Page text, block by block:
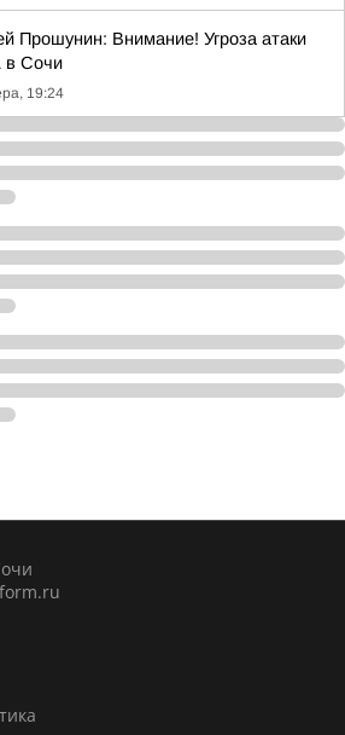
Прошунин: Внимание! Угроза атаки
Сочи
19:24